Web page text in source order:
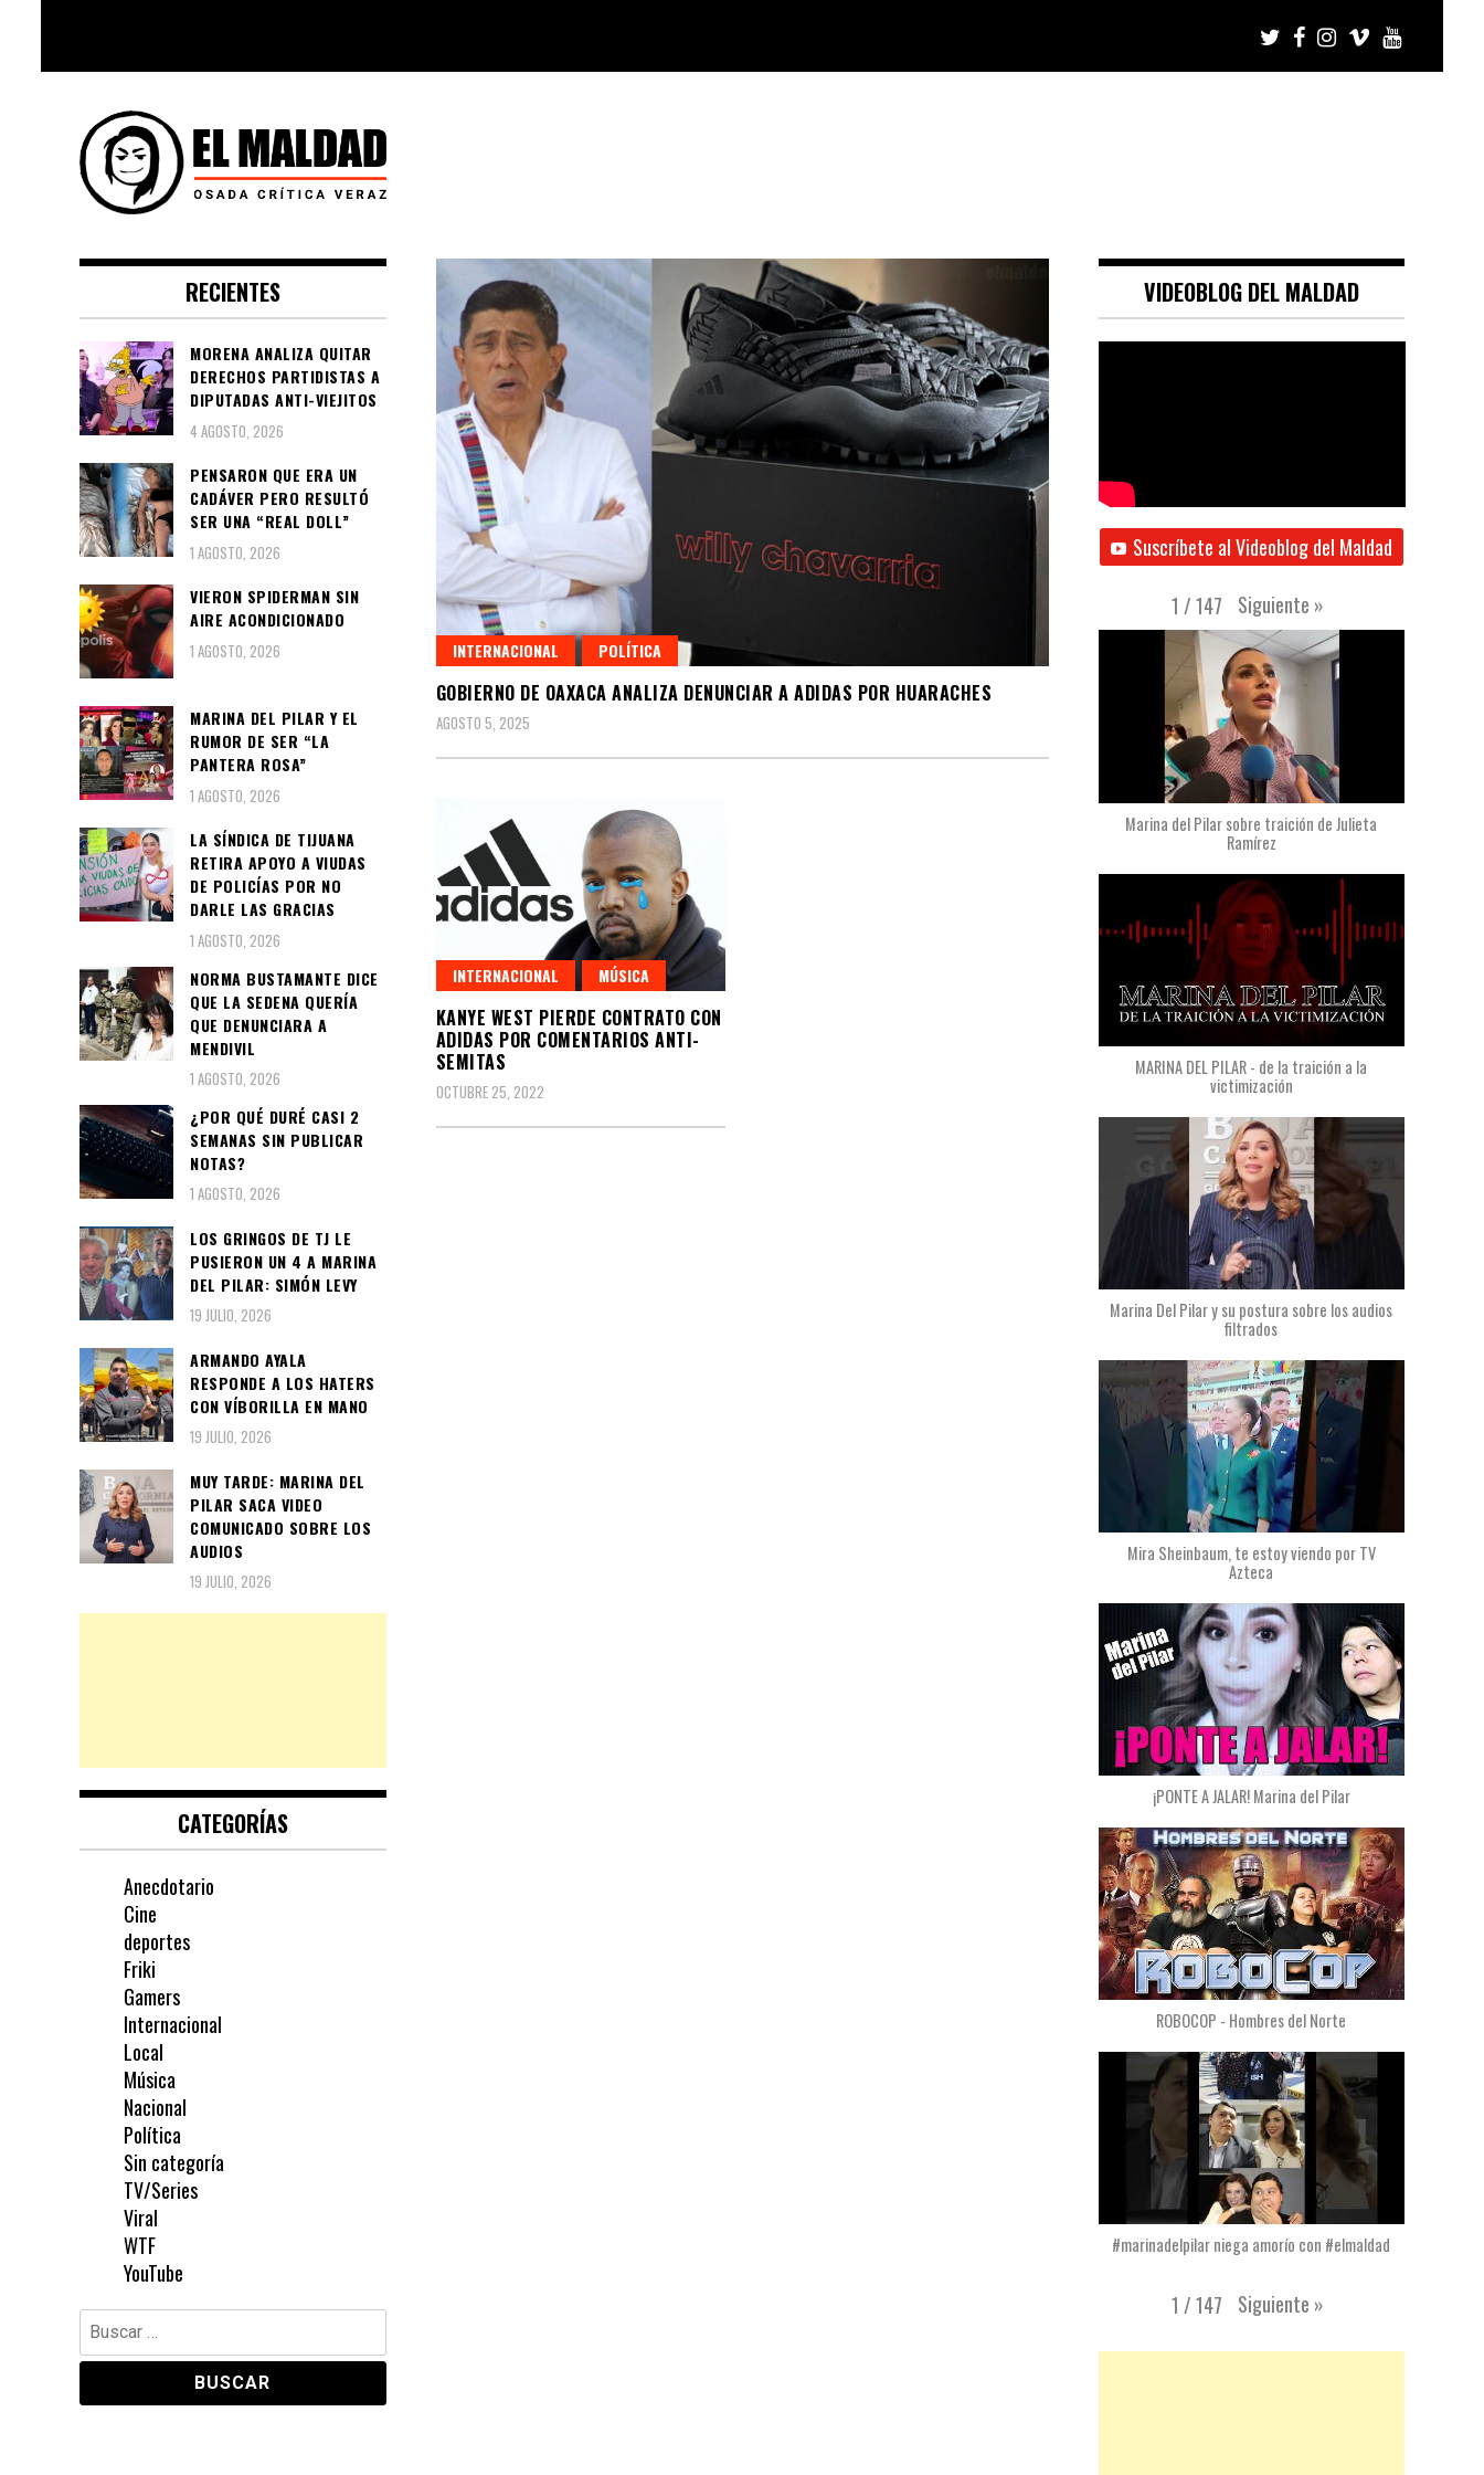
content
El Maldad
Música, Cine, TV, Series, Viral y
INTERNACIONAL POLÍTICA
GOBIERNO DE OAXACA ANALIZA DENUNCIAR A ADIDAS POR HUARACHES
AGOSTO 5, 2025
INTERNACIONAL MÚSICA
KANYE WEST PIERDE CONTRATO CON
ADIDAS POR COMENTARIOS ANTI-
SEMITAS
OCTUBRE 25, 2022
RECIENTES
MORENA ANALIZA QUITAR
DERECHOS PARTIDISTAS A
DIPUTADAS ANTI-VIEJITOS
4 AGOSTO, 2026
PENSARON QUE ERA UN
CADÁVER PERO RESULTÓ
SER UNA “REAL DOLL”
1 AGOSTO, 2026
VIERON SPIDERMAN SIN
AIRE ACONDICIONADO
1 AGOSTO, 2026
MARINA DEL PILAR Y EL
RUMOR DE SER “LA
PANTERA ROSA”
1 AGOSTO, 2026
LA SÍNDICA DE TIJUANA
RETIRA APOYO A VIUDAS
DE POLICÍAS POR NO
DARLE LAS GRACIAS
1 AGOSTO, 2026
NORMA BUSTAMANTE DICE
QUE LA SEDENA QUERÍA
QUE DENUNCIARA A
MENDIVIL
1 AGOSTO, 2026
¿POR QUÉ DURÉ CASI 2
SEMANAS SIN PUBLICAR
NOTAS?
1 AGOSTO, 2026
LOS GRINGOS DE TJ LE
PUSIERON UN 4 A MARINA
DEL PILAR: SIMÓN LEVY
19 JULIO, 2026
ARMANDO AYALA
RESPONDE A LOS HATERS
CON VÍBORILLA EN MANO
19 JULIO, 2026
MUY TARDE: MARINA DEL
PILAR SACA VIDEO
COMUNICADO SOBRE LOS
AUDIOS
19 JULIO, 2026
CATEGORÍAS
Anecdotario
Cine
deportes
Friki
Gamers
Internacional
Local
Música
Nacional
Política
Sin categoría
TV/Series
Viral
WTF
YouTube
Buscar:
VIDEOBLOG DEL MALDAD
Suscríbete al Videoblog del Maldad
1 / 147 Siguiente »
Marina del Pilar sobre traición de Julieta
Ramírez
MARINA DEL PILAR - de la traición a la
victimización
Marina Del Pilar y su postura sobre los audios
filtrados
Mira Sheinbaum, te estoy viendo por TV
Azteca
¡PONTE A JALAR! Marina del Pilar
ROBOCOP - Hombres del Norte
#marinadelpilar niega amorío con #elmaldad
1 / 147 Siguiente »